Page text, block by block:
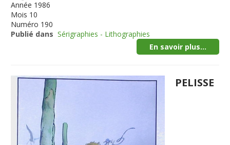
Année 1986
Mois 10
Numéro 190
Publié dans Sérigraphies - Lithographies
En savoir plus...
PELISSE